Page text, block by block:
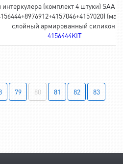
(комплект 4 штуки) SAAB
слойный армированный силикон)
4156444KIT
79 80 81 82 83